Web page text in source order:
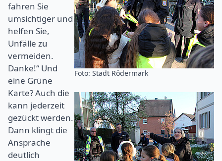
Foto: Stadt Rödermark
fahren Sie
umsichtiger und
helfen Sie,
Unfälle zu
vermeiden.
Danke!“ Und
eine Grüne
Karte? Auch die
kann jederzeit
gezückt werden.
Dann klingt die
Ansprache
deutlich